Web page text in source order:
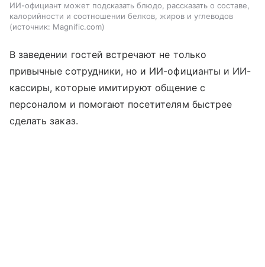
ИИ-официант может подсказать блюдо, рассказать о составе,
калорийности и соотношении белков, жиров и углеводов
источник: Magnific.com
В заведении гостей встречают не только
привычные сотрудники, но и ИИ-официанты и ИИ-
кассиры, которые имитируют общение с
персоналом и помогают посетителям быстрее
сделать заказ.